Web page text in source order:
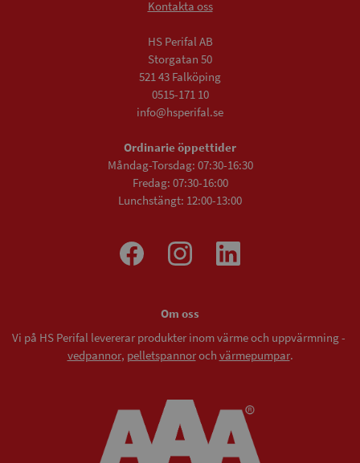
Kontakta oss
HS Perifal AB
Storgatan 50
521 43 Falköping
0515-171 10
info@hsperifal.se
Ordinarie öppettider
Måndag-Torsdag: 07:30-16:30
Fredag: 07:30-16:00
Lunchstängt: 12:00-13:00
Om oss
Vi på HS Perifal levererar produkter inom värme och uppvärmning -
vedpannor, pelletspannoroch värmepumpar.